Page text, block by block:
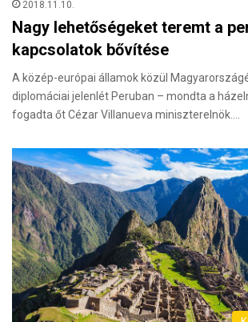
2018.11.10.
Nagy lehetőségeket teremt a
kapcsolatok bővítése
A közép-európai államok közül
diplomáciai jelenlét Peruban – mondta a
fogadta őt Cézar Villanueva miniszterelnök.…